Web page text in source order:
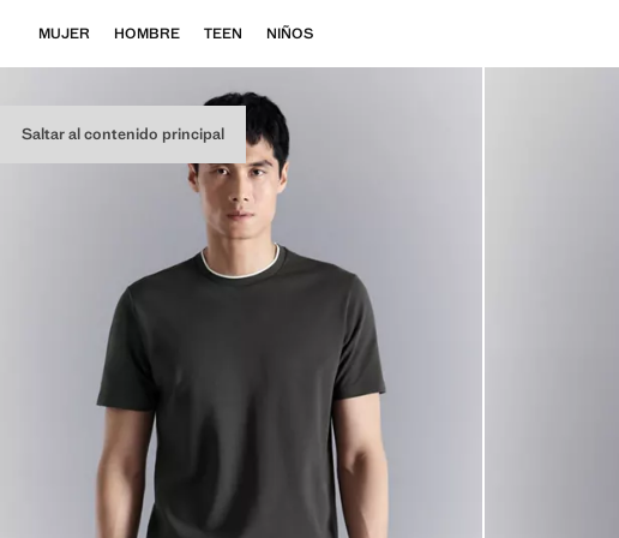
Saltar al contenido principal
MUJER HOMBRE TEEN NIÑOS